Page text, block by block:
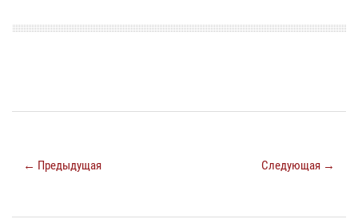
← Предыдущая Следующая →